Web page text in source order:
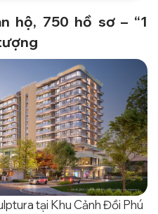
hộ, 750 hồ sơ – “1
tại Khu Cảnh Đồi Phú